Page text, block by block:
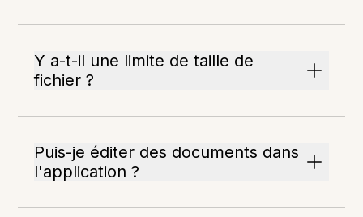
Y a-t-il une limite de taille de
fichier ?
Puis-je éditer des documents dans
l'application ?